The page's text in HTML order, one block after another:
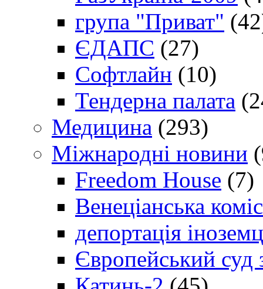
група "Приват"
ЄДАПС (27)
Софтлайн (10)
Тендерна палата
Медицина (293)
Міжнародні новини
Freedom House (7)
Венеціанська
депортація
Європейський